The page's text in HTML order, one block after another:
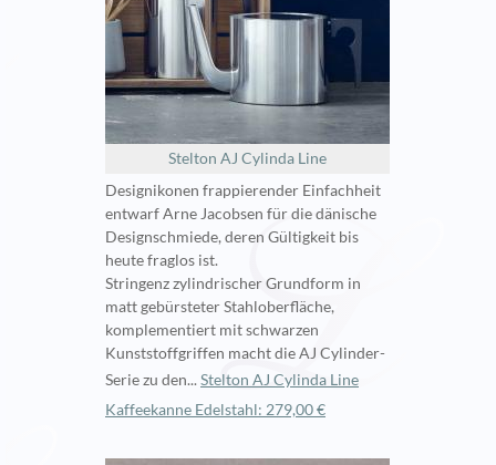
Stelton AJ Cylinda Line
Designikonen frappierender Einfachheit
entwarf Arne Jacobsen für die dänische
Designschmiede, deren Gültigkeit bis
heute fraglos ist.
Stringenz zylindrischer Grundform in
matt gebürsteter Stahloberfläche,
komplementiert mit schwarzen
Kunststoffgriffen macht die AJ Cylinder-
Serie zu den... Stelton AJ Cylinda Line
Kaffeekanne Edelstahl: 279,00 €